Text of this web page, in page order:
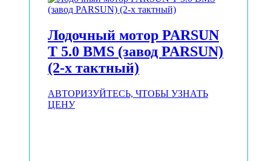
Лодочный мотор PARSUN
T 5.0 BMS (завод PARSUN)
(2-х тактный)
АВТОРИЗУЙТЕСЬ, ЧТОБЫ УЗНАТЬ
ЦЕНУ